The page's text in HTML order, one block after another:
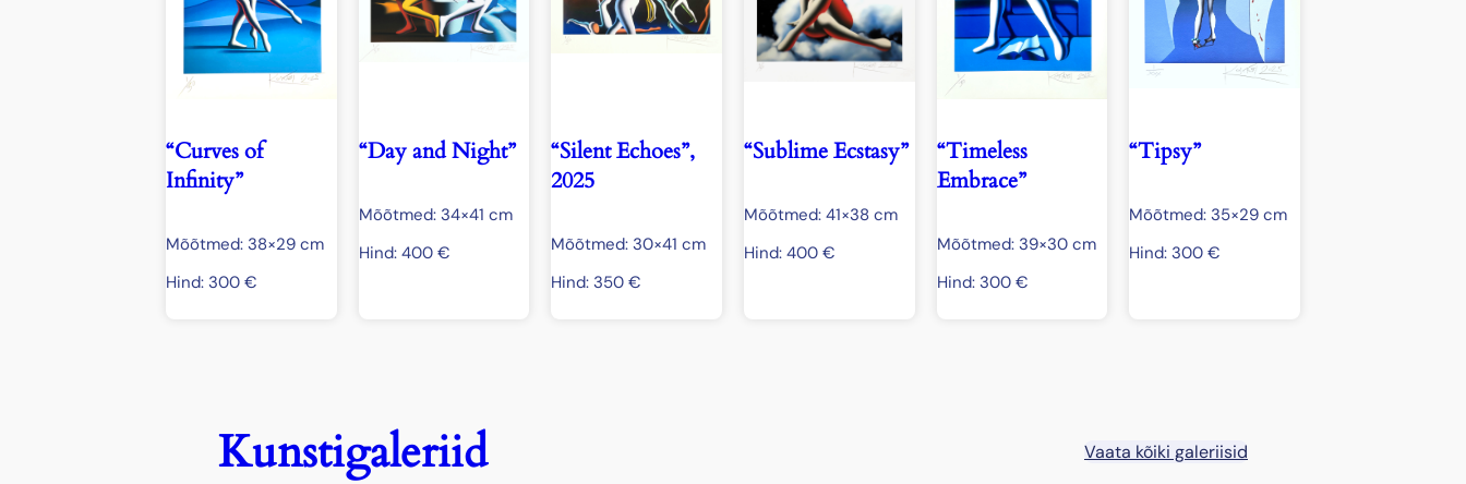
“Curves of
Infinity”
Mõõtmed: 38×29 cm
Hind: 300 €
“Day and Night”
Mõõtmed: 34×41 cm
Hind: 400 €
“Silent Echoes”,
2025
Mõõtmed: 30×41 cm
Hind:350€
“Sublime Ecstasy”
Mõõtmed: 41×38 cm
Hind: 400 €
“Timeless
Embrace”
Mõõtmed: 39×30 cm
Hind: 300 €
“Tipsy”
Mõõtmed: 35×29 cm
Hind:300€
Kunstigaleriid Vaata kõiki galeriisid